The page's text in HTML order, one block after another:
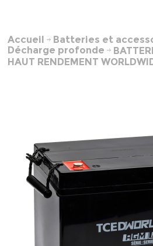
Accueil
Batteries et
Décharge profonde
HAUT RENDEMENT